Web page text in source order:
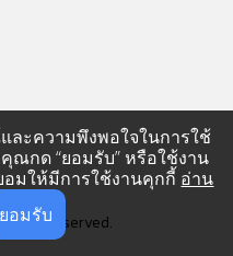
ละความพึงพอใจในการใช้
ณกด “ยอมรับ” หรือใช้งาน
อมให้มีการใช้งานคุกกี้ อ่าน
ยอมรับReserved.